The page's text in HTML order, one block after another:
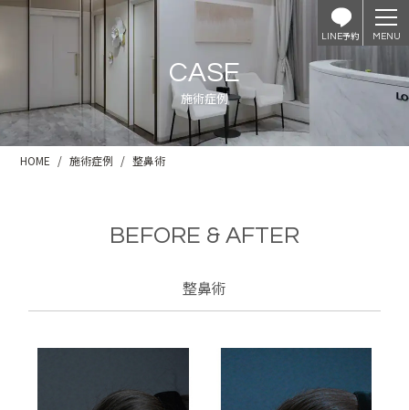
LINE予約
CASE
施術症例
HOME 施術症例 整鼻術
BEFORE & AFTER
整鼻術